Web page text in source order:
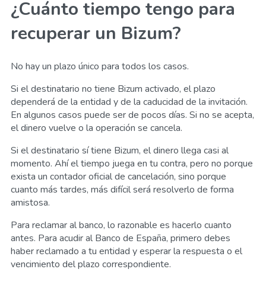
¿Cuánto tiempo tengo para
recuperar un Bizum?
No hay un plazo único para todos los casos.
Si el destinatario no tiene Bizum activado, el plazo
dependerá de la entidad y de la caducidad de la invitación.
En algunos casos puede ser de pocos días. Si no se acepta,
el dinero vuelve o la operación se cancela.
Si el destinatario sí tiene Bizum, el dinero llega casi al
momento. Ahí el tiempo juega en tu contra, pero no porque
exista un contador oficial de cancelación, sino porque
cuanto más tardes, más difícil será resolverlo de forma
amistosa.
Para reclamar al banco, lo razonable es hacerlo cuanto
antes. Para acudir al Banco de España, primero debes
haber reclamado a tu entidad y esperar la respuesta o el
vencimiento del plazo correspondiente.